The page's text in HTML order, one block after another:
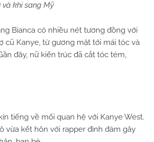
khi sang Mỹ
Bianca có nhiều nét tương đồng với
cũ Kanye, từ gương mặt tới mái tóc và
đây, nữ kiến trúc đã cắt tóc tém,
tiếng về mối quan hệ với Kanye West.
vừa kết hôn với rapper đình đám gây